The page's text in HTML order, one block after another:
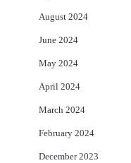
August 2024
June 2024
May 2024
April 2024
March 2024
February 2024
December 2023